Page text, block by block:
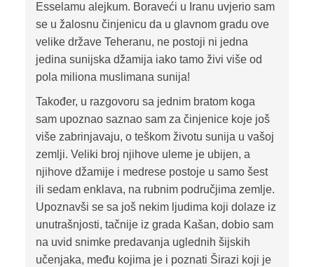
Esselamu alejkum. Boraveći u Iranu uvjerio sam
se u žalosnu činjenicu da u glavnom gradu ove
velike države Teheranu, ne postoji ni jedna
jedina sunijska džamija iako tamo živi više od
pola miliona muslimana sunija!
Također, u razgovoru sa jednim bratom koga
sam upoznao saznao sam za činjenice koje još
više zabrinjavaju, o teškom životu sunija u vašoj
zemlji. Veliki broj njihove uleme je ubijen, a
njihove džamije i medrese postoje u samo šest
ili sedam enklava, na rubnim područjima zemlje.
Upoznavši se sa još nekim ljudima koji dolaze iz
unutrašnjosti, tačnije iz grada Kašan, dobio sam
na uvid snimke predavanja uglednih šijskih
učenjaka, među kojima je i poznati Širazi koji je